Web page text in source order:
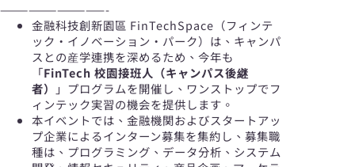
———————————-
金融科技創新園區 FinTechSpace（フィンテ
ック・イノベーション・パーク）は、キャンパ
スとの産学連携を深めるため、今年も
「FinTech 校園接班人（キャンパス後継
者）
」プログラムを開催し、ワンストップでフ
ィンテック実習の機会を提供します。
本イベントでは、金融機関およびスタートアッ
プ企業によるインターン募集を集約し、募集職
種は、プログラミング、データ分析、システム